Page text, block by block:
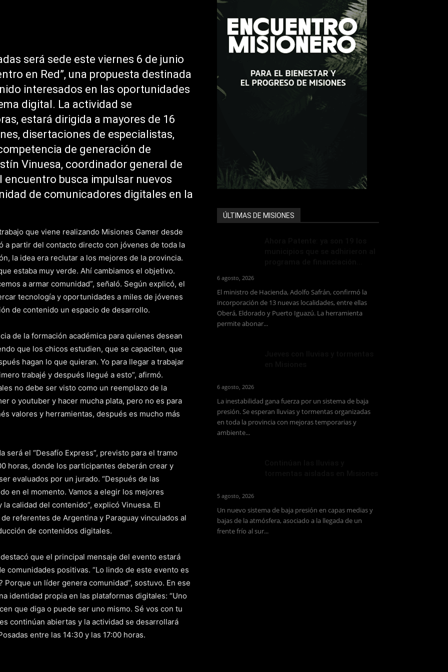
será sede este viernes 6 de junio
en Red”, una propuesta destinada
interesados en las oportunidades
digital. La actividad se
estará dirigida a mayores de 16
disertaciones de especialistas,
de generación de
Vinuesa, coordinador general de
encuentro busca impulsar nuevos
de comunicadores digitales en la
que viene realizando Misiones Gamer desde
partir del contacto directo con jóvenes de toda la
la idea era reclutar a los mejores de la provincia.
estaba muy verde. Ahí cambiamos el objetivo.
a armar comunidad”, señaló. Según explicó, el
tecnología y oportunidades a miles de jóvenes
de contenido un espacio de desarrollo.
de la formación académica para quienes desean
que los chicos estudien, que se capaciten, que
hagan lo que quieran. Yo para llegar a trabajar
trabajé y después llegué a esto”, afirmó.
no debe ser visto como un reemplazo de la
o youtuber y hacer mucha plata, pero no es para
valores y herramientas, después es mucho más
el “Desafío Express”, previsto para el tramo
horas, donde los participantes deberán crear y
evaluados por un jurado. “Después de las
en el momento. Vamos a elegir los mejores
calidad del contenido”, explicó Vinuesa. El
referentes de Argentina y Paraguay vinculados al
de contenidos digitales.
que el principal mensaje del evento estará
comunidades positivas. “Lo lindo de este evento es
un líder genera comunidad”, sostuvo. En ese
identidad propia en las plataformas digitales: “Uno
que diga o puede ser uno mismo. Sé vos con tu
continúan abiertas y la actividad se desarrollará
entre las 14:30 y las 17:00 horas.
ÚLTIMAS DE MISIONES
6 agosto, 2026
El ministro de Hacienda, Adolfo Safrán, confirmó la
incorporación de 13 nuevas localidades, entre ellas
Oberá, Eldorado y Puerto Iguazú. La herramienta
permite abonar...
6 agosto, 2026
La inestabilidad gana fuerza por un sistema de baja
presión. Se esperan lluvias y tormentas organizadas
en toda la provincia con mejoras temporarias y
ambiente...
5 agosto, 2026
Un nuevo sistema de baja presión en capas medias y
bajas de la atmósfera, asociado a la llegada de un
frente frío al sur...